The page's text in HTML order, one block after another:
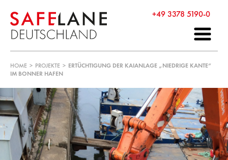
+49 3378 5190-0
HOME > PROJEKTE > ERTÜCHTIGUNG DER KAIANLAGE „NIEDRIGE KANTE“
IM BONNER HAFEN